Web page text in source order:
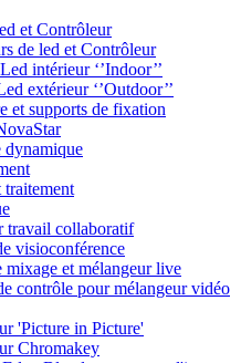
et Contrôleur
de led et Contrôleur
intérieur ‘’Indoor’’
extérieur ‘’Outdoor’’
et supports de fixation
travail collaboratif
visioconférence
mixage et mélangeur live
contrôle pour mélangeur vidéo
'Picture in Picture'
Chromakey